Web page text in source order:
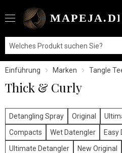
Einführung Marken Tangle
Thick & Curly
Detangling Spray Original
Compacts
Wet Datengler Easy
Ultimate Detangler
New Original